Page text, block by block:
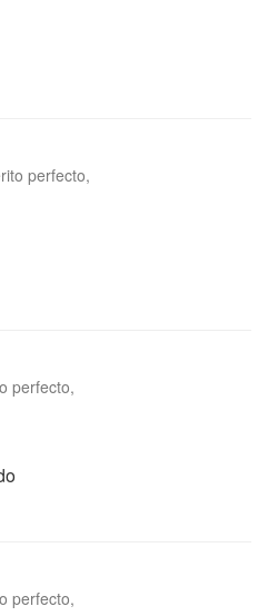
perfecto,
perfecto,
perfecto,